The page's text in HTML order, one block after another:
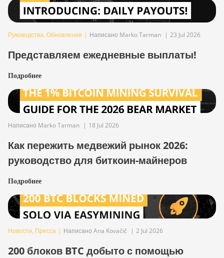
Руководства, Обновления | Написано Marko Tarman | 23 Jul 2026
Представляем ежедневные выплаты!
Подробнее
Написано Marko Tarman | 18 Jul 2026
Как пережить медвежий рынок 2026:
руководство для биткоин-майнеров
Подробнее
Новости, Пресса | Написано Ana Kovačič | 2 Jul 2026
200 блоков BTC добыто с помощью